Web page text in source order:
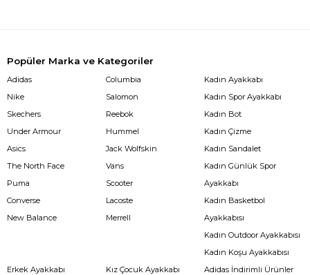
Popüler Marka ve Kategoriler
Adidas
Nike
Skechers
Under Armour
Asics
The North Face
Puma
Converse
New Balance
Columbia
Salomon
Reebok
Hummel
Jack Wolfskin
Vans
Scooter
Lacoste
Merrell
Kadın Ayakkabı
Kadın Spor Ayakkabı
Kadın Bot
Kadın Çizme
Kadın Sandalet
Kadın Günlük Spor
Ayakkabı
Kadın Basketbol
Ayakkabısı
Kadın Outdoor Ayakkabısı
Kadın Koşu Ayakkabısı
Erkek Ayakkabı
Kız Çocuk Ayakkabı
Adidas İndirimli Ürünler